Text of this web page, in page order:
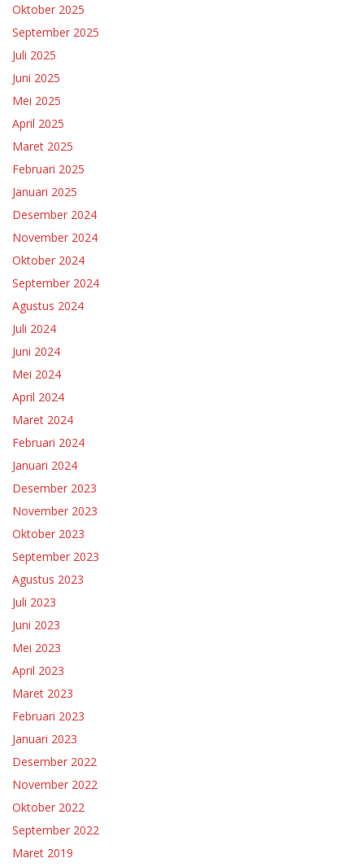
Oktober 2025
September 2025
Juli 2025
Juni 2025
Mei 2025
April 2025
Maret 2025
Februari 2025
Januari 2025
Desember 2024
November 2024
Oktober 2024
September 2024
Agustus 2024
Juli 2024
Juni 2024
Mei 2024
April 2024
Maret 2024
Februari 2024
Januari 2024
Desember 2023
November 2023
Oktober 2023
September 2023
Agustus 2023
Juli 2023
Juni 2023
Mei 2023
April 2023
Maret 2023
Februari 2023
Januari 2023
Desember 2022
November 2022
Oktober 2022
September 2022
Maret 2019